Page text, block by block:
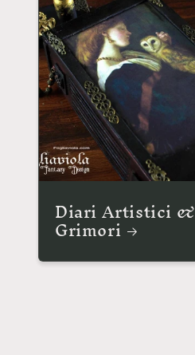
Diari Artistici &
Grimori